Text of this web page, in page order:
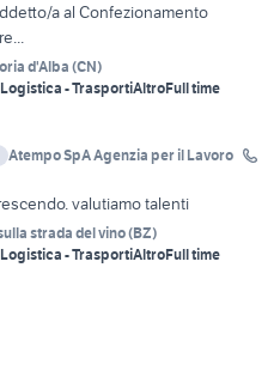
a al Confezionamento
d'Alba(CN)
- TrasportiAltroFull time
Atempo SpA Agenzia per il Lavoro
valutiamo talenti
strada del vino(BZ)
- TrasportiAltroFull time